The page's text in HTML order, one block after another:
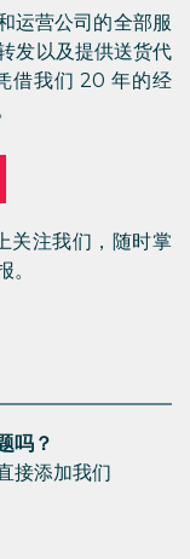
营公司的全部服
发以及提供送货代
借我们 20 年的经
关注我们，随时掌
吗？
接添加我们